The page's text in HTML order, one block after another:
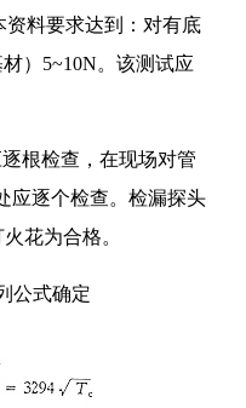
资料要求达到：对有底
）5~10N。该测试应
根检查，在现场对管
应逐个检查。检漏探头
花为合格。
公式确定